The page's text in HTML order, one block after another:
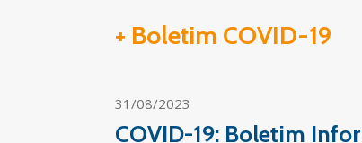
+ Boletim COVID-19
31/08/2023
COVID-19: Boletim